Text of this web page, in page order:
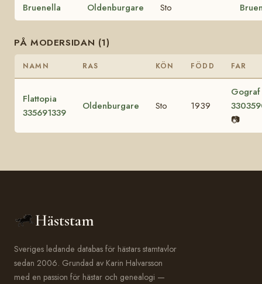
Bruenella Oldenburgare Sto
PÅ MODERSIDAN (1)
NAMN RAS KÖN FÖDD FAR
Flattopia
335691339
Oldenburgare Sto 1939
Gograf
📷
Häststam
Sveriges ledande databas för hästars stamtavlor
sedan 2006. Grundad av Karin Halvarsson
med en passion för hästar och genealogi —